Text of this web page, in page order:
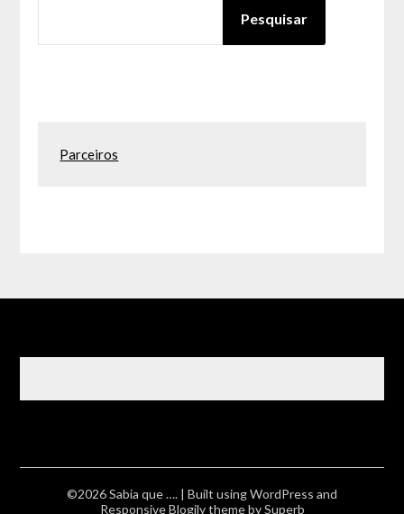
Pesquisar
Parceiros
©2026 Sabia que …. | Built using WordPress and
Responsive Blogilytheme by Superb